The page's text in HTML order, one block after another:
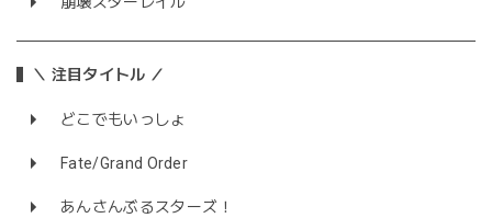
＼ 注目タイトル ／
どこでもいっしょ
Fate/Grand Order
あんさんぶるスターズ！